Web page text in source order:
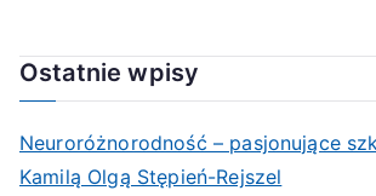
Ostatnie wpisy
Neuroróżnorodność – pasjonujące
Kamilą Olgą Stępień-Rejszel